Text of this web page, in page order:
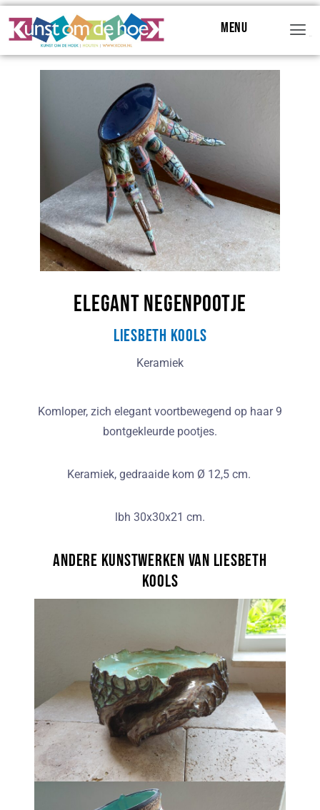
Menu
Elegant Negenpootje
Liesbeth Kools
Keramiek
Komloper, zich elegant voortbewegend op haar 9
bontgekleurde pootjes.
Keramiek, gedraaide kom Ø 12,5 cm.
lbh 30x30x21 cm.
Andere kunstwerken van Liesbeth
Kools